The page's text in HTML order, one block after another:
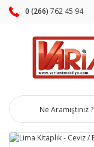
0 (266) 762 45 94